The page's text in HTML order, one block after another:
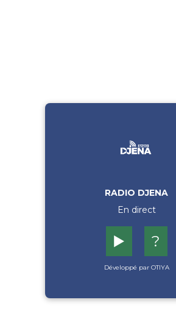
RADIO DJENA
En direct
▶️ ?
Développé par OTIYA